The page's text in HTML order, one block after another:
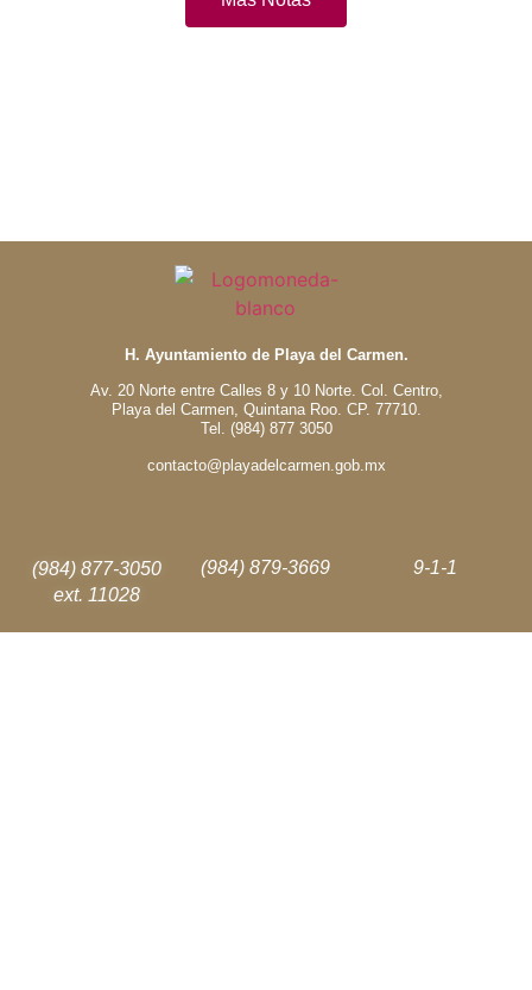
H. Ayuntamiento de Playa del Carmen.
Av. 20 Norte entre Calles 8 y 10 Norte. Col. Centro,
Playa del Carmen, Quintana Roo. CP. 77710.
Tel. (984) 877 3050
contacto@playadelcarmen.gob.mx
(984) 877-3050
ext. 11028
(984) 879-3669 9-1-1